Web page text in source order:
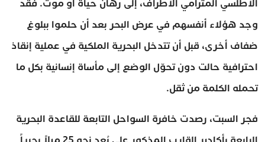
الأطلسي المترامي الأطراف، إلى رهان حياة أو موت. فقد
وجد هؤلاء أنفسهم في عرض البحر بعد أن حلموا ببلوغ
ضفاف أخرى، قبل أن تتدخل البحرية الملكية في عملية إنقاذ
احترافية حالت دون تحوّل الوضع إلى مأساة إنسانية بكل ما
تحمله الكلمة من ثقل.
فجر السبت، رصدت خافرة السواحل التابعة للقاعدة البحرية